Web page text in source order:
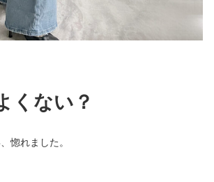
くない？
惚れました。